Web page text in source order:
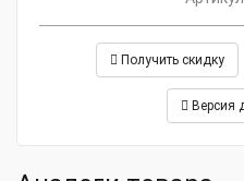
Получить скидку
Версия